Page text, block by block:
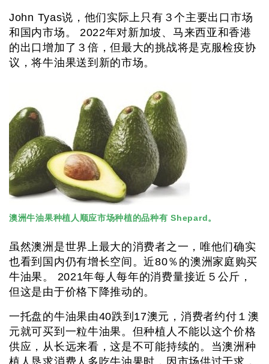
John Tyas说，他们实际上只有３个主要出口市场
和国内市场。 2022年对新加坡、马来西亚和香港
的出口增加了３倍，但最大的挑战将是克服检疫协
议，将牛油果送到新的市场。
澳洲牛油果种植人顺应市场种植的品种有 Shepard。
虽然澳洲是世界上最大的消费者之一，唯他们确实
也看到国内仍有增长空间。近80％的澳洲家庭购买
牛油果。 2021年每人每年的消费量接近５公斤，
但这是由于价格下降推动的。
一托盘的牛油果由40跌到17澳元，消费者约付１澳
元就可买到一粒牛油果。但种植人不能以这个价格
供应，从长远来看，这是不可能持续的。当澳洲种